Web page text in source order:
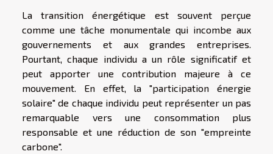
La transition énergétique est souvent perçue
comme une tâche monumentale qui incombe aux
gouvernements et aux grandes entreprises.
Pourtant, chaque individu a un rôle significatif et
peut apporter une contribution majeure à ce
mouvement. En effet, la "participation énergie
solaire" de chaque individu peut représenter un pas
remarquable vers une consommation plus
responsable et une réduction de son "empreinte
carbone".